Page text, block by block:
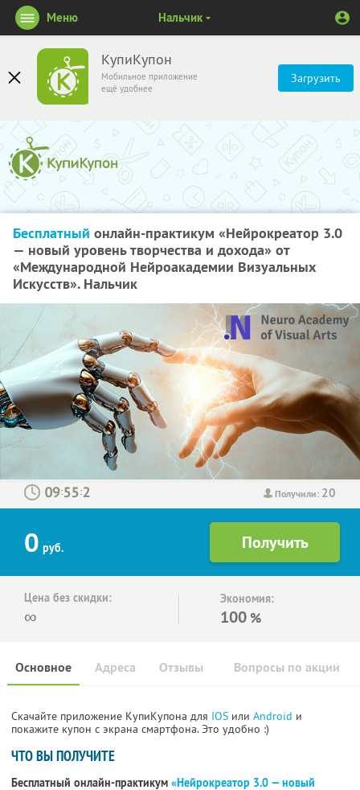
КупиКупон
Мобильное приложение
ещё удобнее
Загрузить
Меню Нальчик
Бесплатный онлайн-практикум «Нейрокреатор 3.0
— новый уровень творчества и дохода» от
«Международной Нейроакадемии Визуальных
Искусств». Нальчик
Получили: 20
: :
0 руб.
Цена без скидки:
∞
Экономия:
100 %
Основное Отзывы Вопросы по акции
Адреса
Скачайте приложение КупиКупона для IOS или Android и
покажите купон с экрана смартфона. Это удобно :)
ЧТО ВЫ ПОЛУЧИТЕ
Бесплатный онлайн-практикум «Нейрокреатор 3.0 — новый